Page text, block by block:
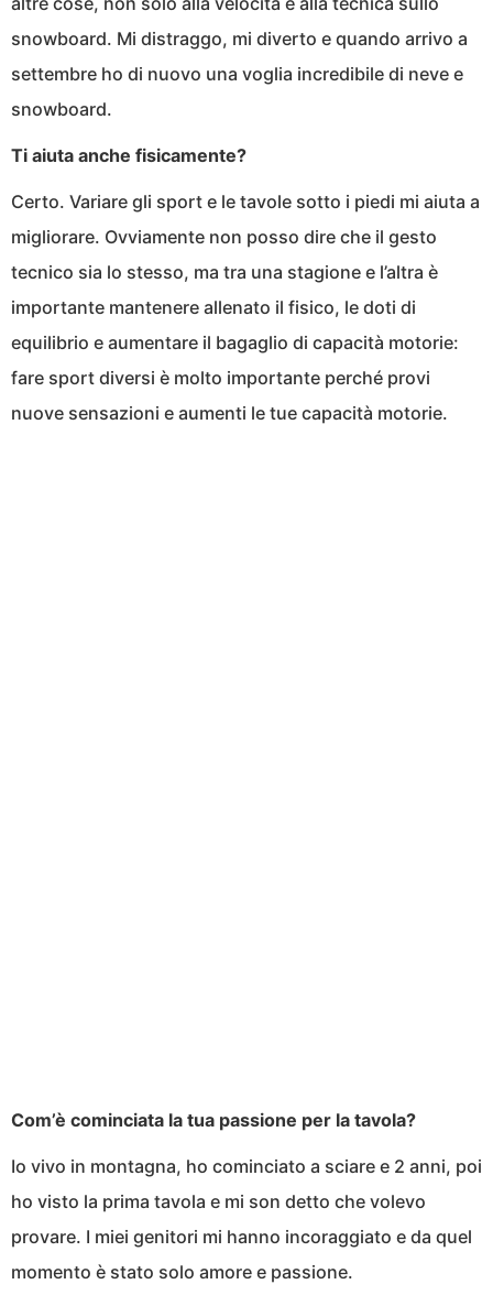
snowboard. Mi distraggo, mi diverto e quando arrivo a
settembre ho di nuovo una voglia incredibile di neve e
snowboard.
Ti aiuta anche fisicamente?
Certo. Variare gli sport e le tavole sotto i piedi mi aiuta a
migliorare. Ovviamente non posso dire che il gesto
tecnico sia lo stesso, ma tra una stagione e l’altra è
importante mantenere allenato il fisico, le doti di
equilibrio e aumentare il bagaglio di capacità motorie:
fare sport diversi è molto importante perché provi
nuove sensazioni e aumenti le tue capacità motorie.
Com’è cominciata la tua passione per la tavola?
Io vivo in montagna, ho cominciato a sciare e 2 anni, poi
ho visto la prima tavola e mi son detto che volevo
provare. I miei genitori mi hanno incoraggiato e da quel
momento è stato solo amore e passione.